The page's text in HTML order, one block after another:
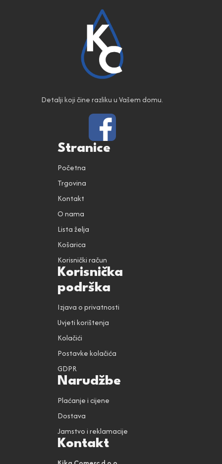
Detalji koji čine razliku u Vašem domu.
Stranice
Početna
Trgovina
Kontakt
O nama
Lista želja
Košarica
Korisnički račun
Korisnička
podrška
Izjava o privatnosti
Uvjeti korištenja
Kolačići
Postavke kolačića
GDPR
Narudžbe
Plaćanje i cijene
Dostava
Jamstvo i reklamacije
Kontakt